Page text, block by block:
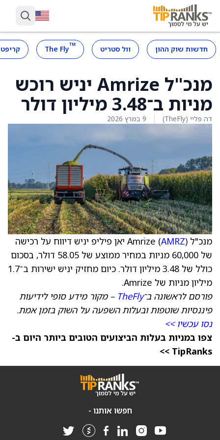
חדשות שוק ההון וול סטריט ™
The Fly
מנכ"ל Amrize יניש רוכש
מניות ב־3.48 מיליון דולר
דה פליי (TheFly) 9 במרץ 2026
מנכ"ל Amrize ( AMRZ
) יאן פיליפ יניש דיווח על רכישה
של 60,000 מניות במחיר ממוצע של 58.05 דולר, בסכום
כולל של 3.48 מיליון דולר. כיום מחזיק יניש ישירות ב־1.7
מיליון מניות של Amrize.
פורסם לראשונה ב־TheFly – מקור מידע סופי לידיעות
פיננסיות שוטפות ובעלות השפעה על השוק בזמן אמת.
נסו עכשיו >>
צפו במניות בעלות הביצועים הטובים ביותר היום ב-
TipRanks >>
חפשו אותנו -